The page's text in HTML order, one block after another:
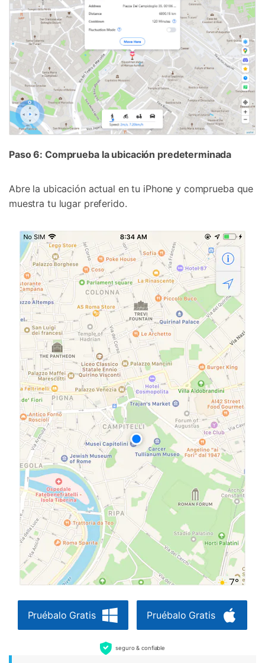
Paso 6: Comprueba la ubicación predeterminada
Abre la ubicación actual en tu iPhone y comprueba que
muestra tu lugar preferido.
Pruébalo Gratis Pruébalo Gratis
seguro & confiable